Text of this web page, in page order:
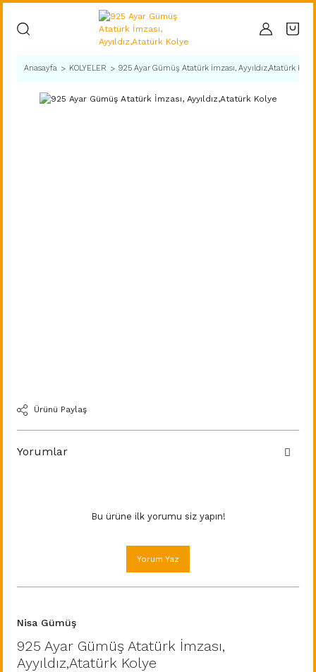
Anasayfa KOLYELER 925 Ayar Gümüş Atatürk İmzası, Ayyıldız,Atatürk Kolye
Ürünü Paylaş
Yorumlar
Bu ürüne ilk yorumu siz yapın!
Yorum Yaz
Nisa Gümüş
925 Ayar Gümüş Atatürk İmzası,
Ayyıldız,Atatürk Kolye